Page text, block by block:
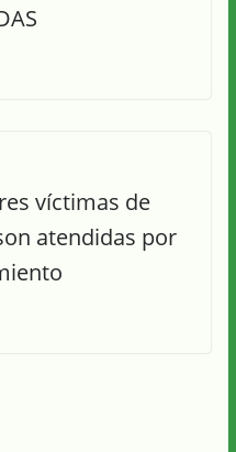
víctimas de
atendidas por